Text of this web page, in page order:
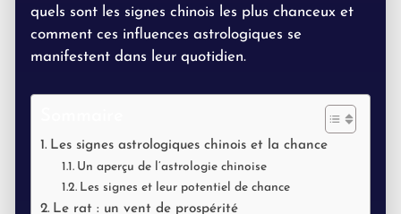
quels sont les signes chinois les plus chanceux et
comment ces influences astrologiques se
manifestent dans leur quotidien.
Les signes astrologiques chinois et la chance
Un aperçu de l’astrologie chinoise
Les signes et leur potentiel de chance
Le rat : un vent de prospérité